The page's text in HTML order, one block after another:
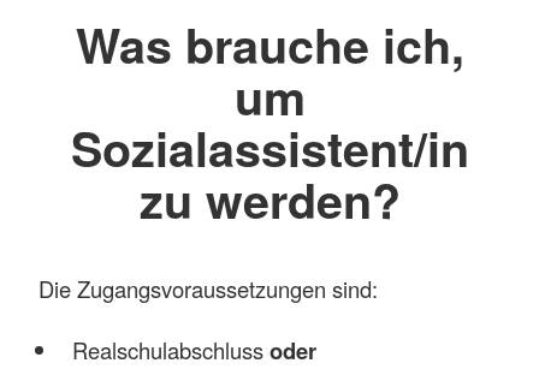
Was brauche ich,
um
Sozialassistent/in
zu werden?
Die Zugangsvoraussetzungen sind:
Realschulabschlussoder